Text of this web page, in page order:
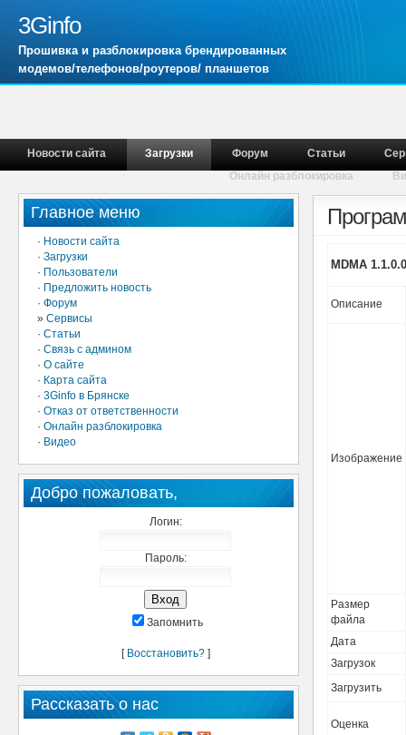
3Ginfo
Прошивка и разблокировка брендированных
модемов/телефонов/роутеров/ планшетов
Новости сайта Загрузки Форум Статьи
Онлайн разблокировка
Главное меню
· Новости сайта
· Загрузки
· Пользователи
· Предложить новость
· Форум
» Сервисы
· Статьи
· Связь с админом
· О сайте
· Карта сайта
· 3Ginfo в Брянске
· Отказ от ответственности
· Онлайн разблокировка
· Видео
Добро пожаловать,
Логин:
Пароль:
Запомнить
[ Восстановить?]
Рассказать о нас
MDMA 1.1.0.0
Описание
Изображение
Размер
файла
Дата
Загрузок
Загрузить
Оценка